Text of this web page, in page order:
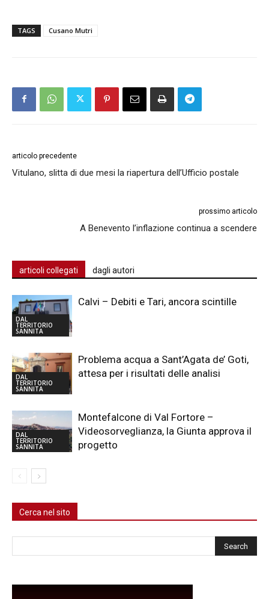
TAGS Cusano Mutri
articolo precedente
Vitulano, slitta di due mesi la riapertura dell’Ufficio postale
prossimo articolo
A Benevento l’inflazione continua a scendere
articoli collegati dagli autori
DAL
TERRITORIO
SANNITA
Calvi – Debiti e Tari, ancora scintille
DAL
TERRITORIO
SANNITA
Problema acqua a Sant’Agata de’ Goti,
attesa per i risultati delle analisi
DAL
TERRITORIO
SANNITA
Montefalcone di Val Fortore –
Videosorveglianza, la Giunta approva il
progetto
Cerca nel sito